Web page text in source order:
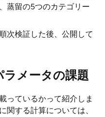
蒸留の5つのカテゴリー
次検証した後、公開して
ラメータの課題
っているかって紹介しま
関する計算については、